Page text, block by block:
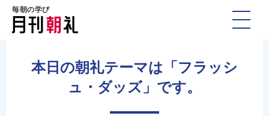
毎朝の学び
本日の朝礼テーマは「フラッシ
ュ・ダッズ」です。